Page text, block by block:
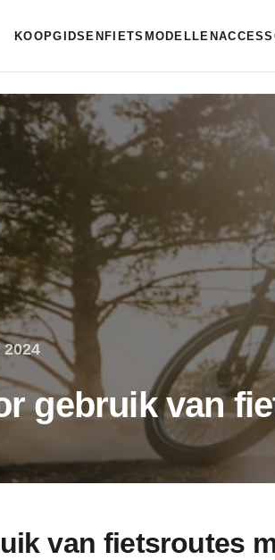
KOOPGIDSEN FIETSMODELLEN
gebruik van
van fietsroutes